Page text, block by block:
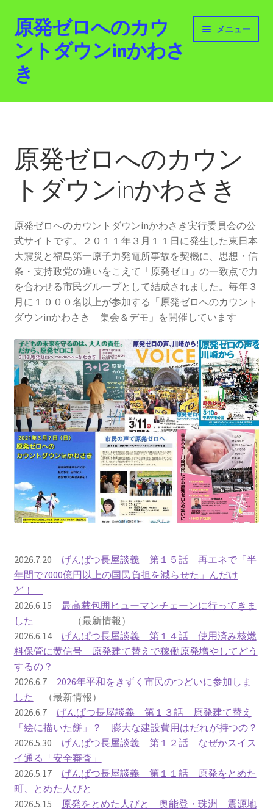
ナ
ビ
ゲ
ー
シ
キ
コ
ン
テ
ン
ツ
プ
原発ゼロへのカウ
ントダウンinかわさ
き
メニュー
ホーム
活動紹介
2012.3.11 「原発ゼロへのカウントダウンinかわさ
原発ゼロ金曜日行動 inかわさき
2013.3.10 第２回原発ゼロへのカウントダウンinかわ
さき 集会
2014.3.16 第３回原発ゼロへのカウントダウンinかわ
さき 集会
2014.10.13 「今こそ９条inかわさき」大集会 第二分
科会【原発は人権問題だ】 福島からの発言
2022.3.13 第11回原発ゼロへのカウントダウンinかわ
さき 集会
2015.3.8 第4回原発ゼロへのカウントダウンinかわさ
き 集会
2016.1.31 日本と原発上映会＆講演会
き 集会
2017.3.12 第6回原発ゼロへのカウントダウンinかわさ
き 集会
2018.3.11 第７回原発ゼロへのカウントダウンinかわ
さき集会
2019.3.10 第8回 原発ゼロへのカウントダウンinかわ
さき 集会
2023.3.12 第12回原発ゼロへのカウントダウンinかわ
さき集会
2023.6.25（日）映画「原発をとめた裁判長 そして
原発をとめる農家たち」上映会を開催
原発ゼロへのカウン
トダウンinかわさき
原発ゼロへのカウントダウンinかわさき実行委員会の公
式サイトです。２０１１年３月１１日に発生した東日本
大震災と福島第一原子力発電所事故を契機に、思想・信
条・支持政党の違いをこえて「原発ゼロ」の一致点で力
を合わせる市民グループとして結成されました。毎年３
月に１０００名以上が参加する「原発ゼロへのカウント
ダウンinかわさき 集会＆デモ」を開催しています
2026.7.20 げんぱつ長屋談義 第１５話 再エネで「半
年間で7000億円以上の国民負担を減らせた」んだけ
ど！
2026.6.15 最高裁包囲ヒューマンチェーンに行ってきま
した （最新情報）
2026.6.14 げんぱつ長屋談義 第１４話 使用済み核燃
料保管に黄信号 原発建て替えで稼働原発増やしてどう
するの？
2026.6.7 2026年平和をきずく市民のつどいに参加しま
した （最新情報）
2026.6.7 げんぱつ長屋談義 第１３話 原発建て替え
「絵に描いた餅」？ 膨大な建設費用はだれが持つの？
2026.5.30 げんぱつ長屋談義 第１２話 なぜかスイス
イ通る「安全審査」
2026.5.17 げんぱつ長屋談義 第１１話 原発をとめた
町、とめた人びと
2026.5.15 原発をとめた人びと 奥能登・珠洲 震源地